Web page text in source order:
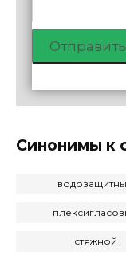
Отправить
Синонимы к
стяжной